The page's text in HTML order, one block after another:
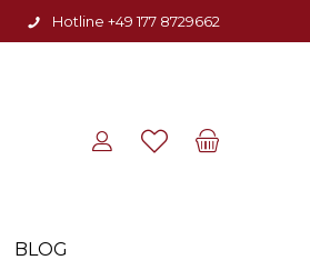
Hotline +49 177 8729662
BLOG